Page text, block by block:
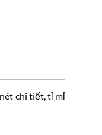
chi tiết, tỉ mỉ